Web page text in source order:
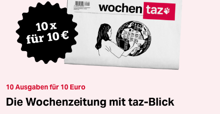
10 Ausgaben für 10 Euro
Die Wochenzeitung mit taz-Blick